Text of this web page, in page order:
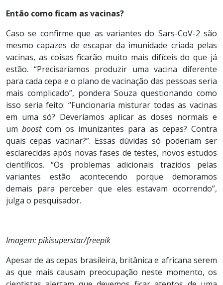
Então como ficam as vacinas?
Caso se confirme que as variantes do Sars-CoV-2 são
mesmo capazes de escapar da imunidade criada pelas
vacinas, as coisas ficarão muito mais difíceis do que já
estão. “Precisaríamos produzir uma vacina diferente
para cada cepa e o plano de vacinação das pessoas seria
mais complicado”, pondera Souza questionando como
isso seria feito: “Funcionaria misturar todas as vacinas
em uma só? Deveríamos aplicar as doses normais e
umboostcom os imunizantes para as cepas? Contra
quais cepas vacinar?”. Essas dúvidas só poderiam ser
esclarecidas após novas fases de testes, novos estudos
científicos. “Os problemas adicionais trazidos pelas
variantes estão acontecendo porque demoramos
demais para perceber que eles estavam ocorrendo”,
julga o pesquisador.
Imagem: pikisuperstar/freepik
Apesar de as cepas brasileira, britânica e africana serem
as que mais causam preocupação neste momento, os